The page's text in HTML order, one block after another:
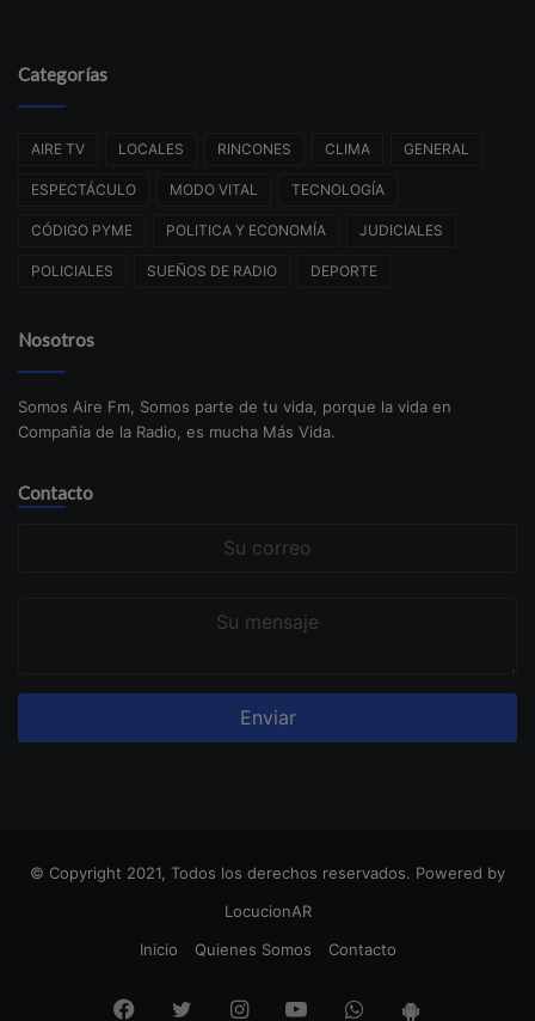
Categorías
AIRE TV LOCALES RINCONES CLIMA GENERAL
ESPECTÁCULO MODO VITAL TECNOLOGÍA
CÓDIGO PYME POLITICA Y ECONOMÍA JUDICIALES
POLICIALES SUEÑOS DE RADIO DEPORTE
Nosotros
Somos Aire Fm, Somos parte de tu vida, porque la vida en
Compañía de la Radio, es mucha Más Vida.
Contacto
© Copyright 2021, Todos los derechos reservados. Powered by
LocucionAR
Inicio
Quienes Somos Contacto
Facebook
TwitterInstagramYoutubeWhatsapp